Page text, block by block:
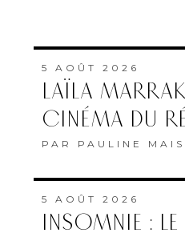
5 AOÛT 2026
LAÏLA
CINÉMA DU
PAR PAULINE
5 AOÛT 2026
INSOMNIE : LE